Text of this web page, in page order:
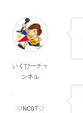
いくぴーチャ
ンネル
♡NC07♡